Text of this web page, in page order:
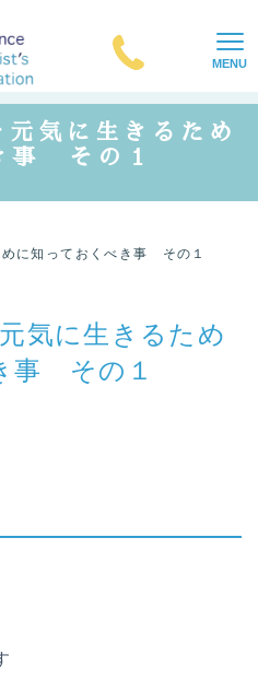
MENU
気に生きるため
事 その１
に知っておくべき事 その１
気に生きるため
事 その１